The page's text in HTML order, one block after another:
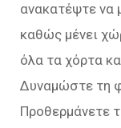
ανακατέψτε να
καθώς μένει
όλα τα χόρτα
Δυναμώστε τη
Προθερμάνετε